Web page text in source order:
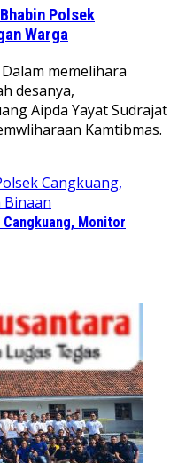
Polsek
Warga
memelihara
desanya,
Aipda Yayat Sudrajat
Kamtibmas.
Monitor